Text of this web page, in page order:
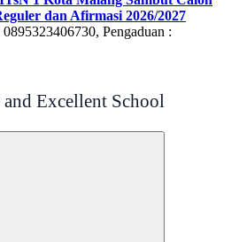
dan Afirmasi 2026/2027
Pengaduan :
Excellent School